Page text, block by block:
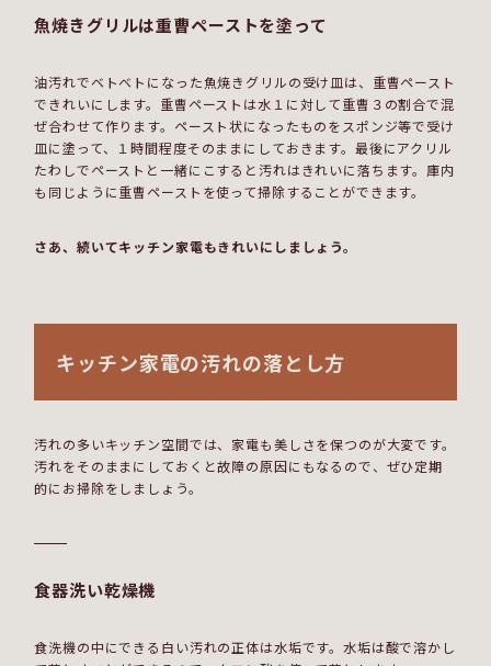
魚焼きグリルは重曹ペーストを塗って
油汚れでベトベトになった魚焼きグリルの受け皿は、重曹ペースト
できれいにします。重曹ペーストは水１に対して重曹３の割合で混
ぜ合わせて作ります。ペースト状になったものをスポンジ等で受け
皿に塗って、１時間程度そのままにしておきます。最後にアクリル
たわしでペーストと一緒にこすると汚れはきれいに落ちます。庫内
も同じように重曹ペーストを使って掃除することができます。
さあ、続いてキッチン家電もきれいにしましょう。
キッチン家電の汚れの落とし方
汚れの多いキッチン空間では、家電も美しさを保つのが大変です。
汚れをそのままにしておくと故障の原因にもなるので、ぜひ定期
的にお掃除をしましょう。
食器洗い乾燥機
食洗機の中にできる白い汚れの正体は水垢です。水垢は酸で溶かし